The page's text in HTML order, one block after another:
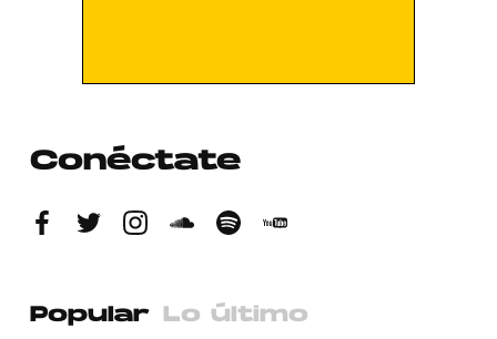
Conéctate
Popular Lo último